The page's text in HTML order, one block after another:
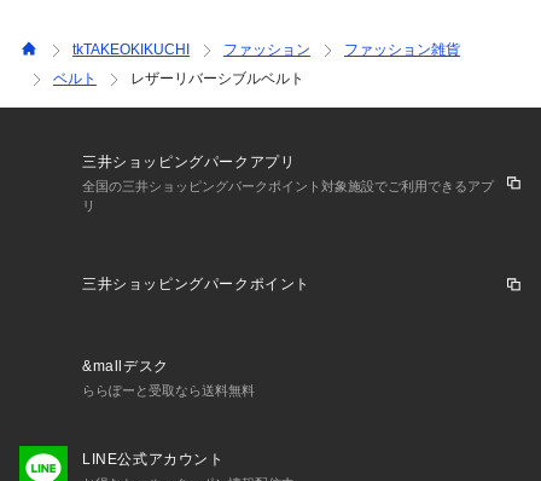
知をお知らせいたします。
▼ブランドのお気に入り登録
ができます。
若干製品と画像のカラーが異なる場合もございます。
tkTAKEOKIKUCHI ファッション
ファッション雑貨
ベルト
レザーリバーシブルベルト
三井ショッピングパークアプリ
全国の三井ショッピングパークポイント対象施設でご利用できるアプ
リ
三井ショッピングパークポイント
&mallデスク
ららぽーと受取なら送料無料
LINE公式アカウント